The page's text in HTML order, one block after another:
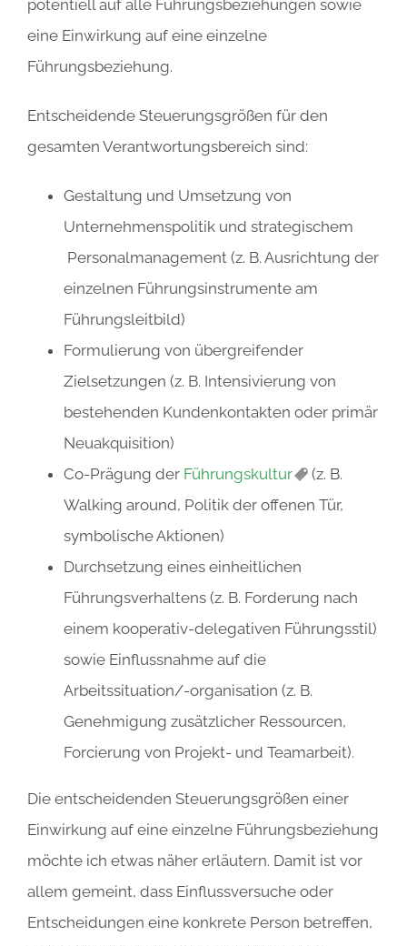
potentiell auf alle Führungsbeziehungen sowie
eine Einwirkung auf eine einzelne
Führungsbeziehung.
Entscheidende Steuerungsgrößen für den
gesamten Verantwortungsbereich sind:
Gestaltung und Umsetzung von
Unternehmenspolitik und strategischem
Personalmanagement (z. B. Ausrichtung der
einzelnen Führungsinstrumente am
Führungsleitbild)
Formulierung von übergreifender
Zielsetzungen (z. B. Intensivierung von
bestehenden Kundenkontakten oder primär
Neuakquisition)
Co-Prägung der Führungskultur
(z. B.
Walking around, Politik der offenen Tür,
symbolische Aktionen)
Durchsetzung eines einheitlichen
Führungsverhaltens (z. B. Forderung nach
einem kooperativ-delegativen Führungsstil)
sowie Einflussnahme auf die
Arbeitssituation/-organisation (z. B.
Genehmigung zusätzlicher Ressourcen,
Forcierung von Projekt- und Teamarbeit).
Die entscheidenden Steuerungsgrößen einer
Einwirkung auf eine einzelne Führungsbeziehung
möchte ich etwas näher erläutern. Damit ist vor
allem gemeint, dass Einflussversuche oder
Entscheidungen eine konkrete Person betreffen,